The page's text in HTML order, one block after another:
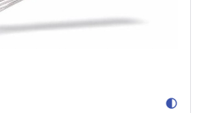
contrast